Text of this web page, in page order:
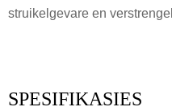
struikelgevare en
SPESIFIKASIES
Voordat u indien, asseblief
Verkeerde
inligting vir